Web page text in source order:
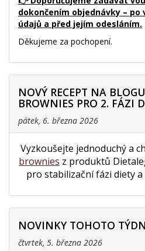
dokončením objednávky –
údajů a před jejím odesláním.
Děkujeme za pochopení.
NOVÝ RECEPT NA
BROWNIES PRO 2. FÁZI
pátek, 6. března 2026
Vyzkoušejte jednoduchý a
brownies z produktů
pro stabilizační fázi diety
NOVINKY TOHOTO
čtvrtek, 5. března 2026